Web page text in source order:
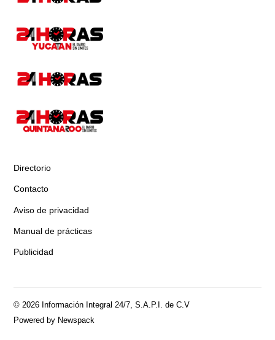
Directorio
Contacto
Aviso de privacidad
Manual de prácticas
Publicidad
© 2026 Información Integral 24/7, S.A.P.I. de C.V
Powered by Newspack